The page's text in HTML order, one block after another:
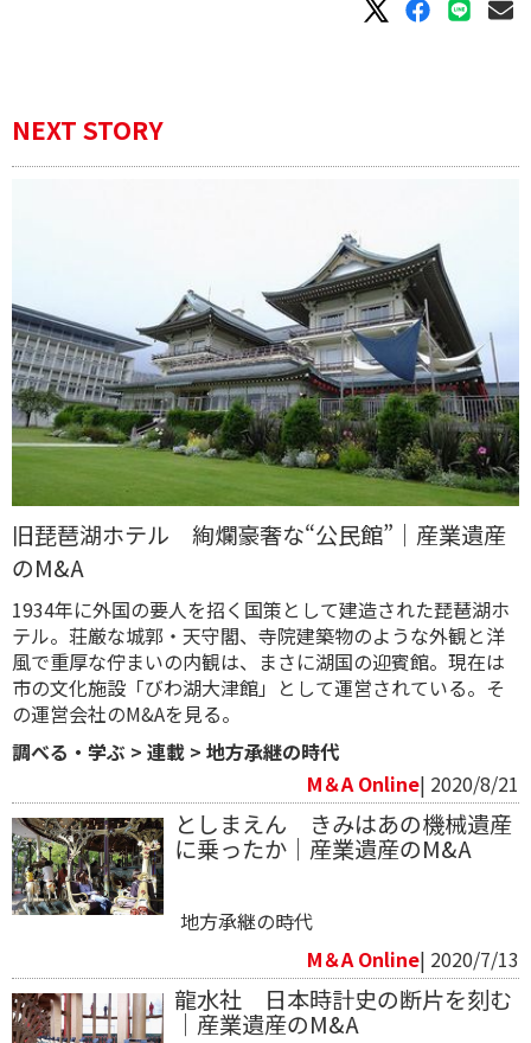
NEXT STORY
旧琵琶湖ホテル 絢爛豪奢な“公民館”｜産業遺産
のM&A
1934年に外国の要人を招く国策として建造された琵琶湖ホ
テル。荘厳な城郭・天守閣、寺院建築物のような外観と洋
風で重厚な佇まいの内観は、まさに湖国の迎賓館。現在は
市の文化施設「びわ湖大津館」として運営されている。そ
の運営会社のM&Aを見る。
調べる・学ぶ > 連載 > 地方承継の時代
M＆A Online| 2020/8/21
としまえん きみはあの機械遺産
に乗ったか｜産業遺産のM&A
地方承継の時代
M＆A Online| 2020/7/13
​龍水社 日本時計史の断片を刻む
｜産業遺産のM&A